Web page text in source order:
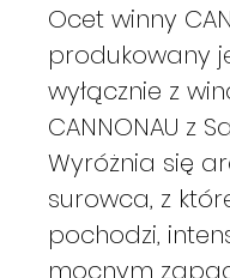
Ocet winny
produkowany
wyłącznie z
CANNONAU z
Wyróżnia się
surowca, z
pochodzi,
mocnym